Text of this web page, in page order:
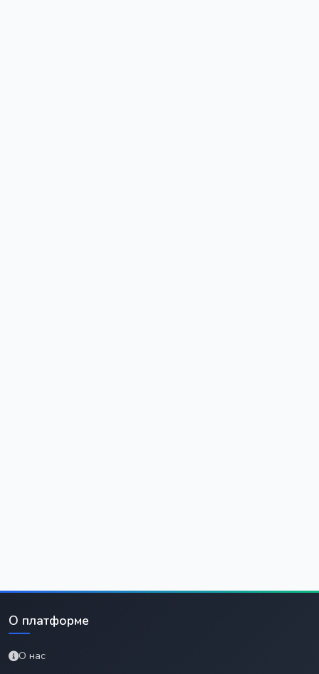
О платформе
О нас